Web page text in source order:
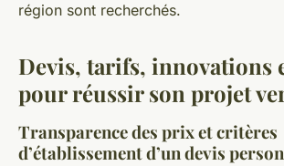
région sont recherchés.
Devis, tarifs, innovations
pour réussir son projet
Transparence des prix et critères
d’établissement d’un devis